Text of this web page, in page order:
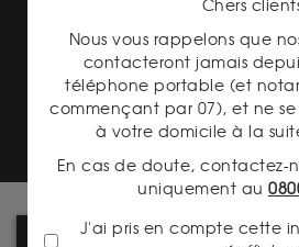
TRANSPARENCE
PRIX
Chers
Nous vous rappelons que
contacteront jamais
téléphone portable (et
commençant par 07), et ne
à votre domicile à la
En cas de doute, contactez-
uniquement au
J'ai pris en compte cette